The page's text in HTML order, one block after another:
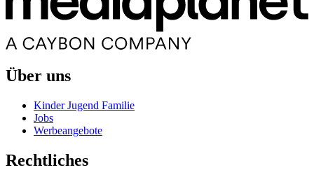
Über uns
Kinder Jugend Familie
Jobs
Werbeangebote
Rechtliches